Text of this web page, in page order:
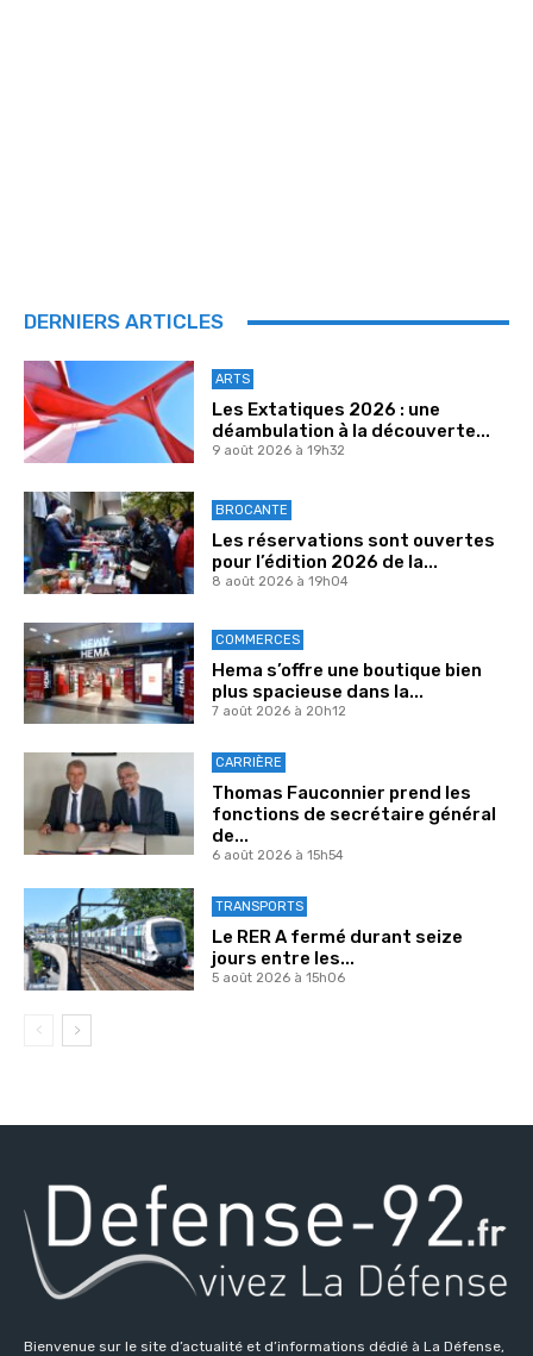
DERNIERS ARTICLES
ARTS
Les Extatiques 2026 : une
déambulation à la découverte...
9 août 2026 à 19h32
BROCANTE
Les réservations sont ouvertes
pour l’édition 2026 de la...
8 août 2026 à 19h04
COMMERCES
Hema s’offre une boutique bien
plus spacieuse dans la...
7 août 2026 à 20h12
CARRIÈRE
Thomas Fauconnier prend les
fonctions de secrétaire général
de...
6 août 2026 à 15h54
TRANSPORTS
Le RER A fermé durant seize
jours entre les...
5 août 2026 à 15h06
Bienvenue sur le site d’actualité et d’informations dédié à La Défense,